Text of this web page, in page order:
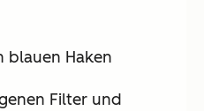
blauen Haken
Filter und